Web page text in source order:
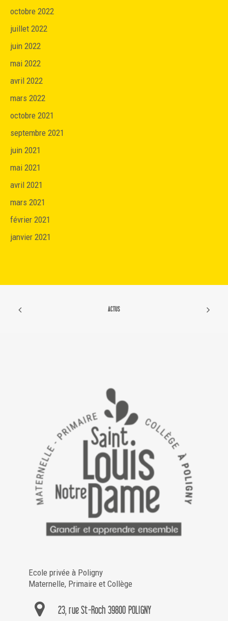
octobre 2022
juillet 2022
juin 2022
mai 2022
avril 2022
mars 2022
octobre 2021
septembre 2021
juin 2021
mai 2021
avril 2021
mars 2021
février 2021
janvier 2021
ACTUS
Ecole privée à Poligny
Maternelle, Primaire et Collège
23, rue St-Roch 39800 POLIGNY